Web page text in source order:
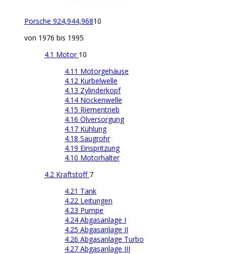
Porsche 924,944,96810
von 1976 bis 1995
4.1 Motor 10
4.11 Motorgehäuse
4.12 Kurbelwelle
4.13 Zylinderkopf
4.14 Nockenwelle
4.15 Riementrieb
4.16 Ölversorgung
4.17 Kühlung
4.18 Saugrohr
4.19 Einspritzung
4.10 Motorhalter
4.2 Kraftstoff 7
4.21 Tank
4.22 Leitungen
4.23 Pumpe
4.24 Abgasanlage I
4.25 Abgasanlage II
4.26 Abgasanlage Turbo
4.27 Abgasanlage III